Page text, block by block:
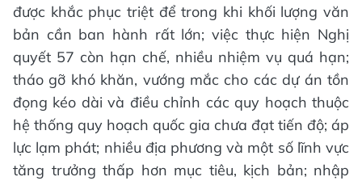
được khắc phục triệt để trong khi khối lượng văn
bản cần ban hành rất lớn; việc thực hiện Nghị
quyết 57 còn hạn chế, nhiều nhiệm vụ quá hạn;
tháo gỡ khó khăn, vướng mắc cho các dự án tồn
đọng kéo dài và điều chỉnh các quy hoạch thuộc
hệ thống quy hoạch quốc gia chưa đạt tiến độ; áp
lực lạm phát; nhiều địa phương và một số lĩnh vực
tăng trưởng thấp hơn mục tiêu, kịch bản; nhập